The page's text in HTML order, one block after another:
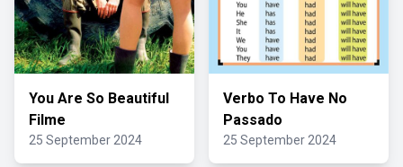
You Are So Beautiful
Filme
25 September 2024
Verbo To Have No
Passado
25 September 2024